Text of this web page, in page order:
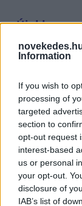
Information
If you wish to
processing of
targeted
section to
opt-out request
interest-based
us or personal
your opt-out.
disclosure of
IAB’s list of
Újabb
tömeges
miatt